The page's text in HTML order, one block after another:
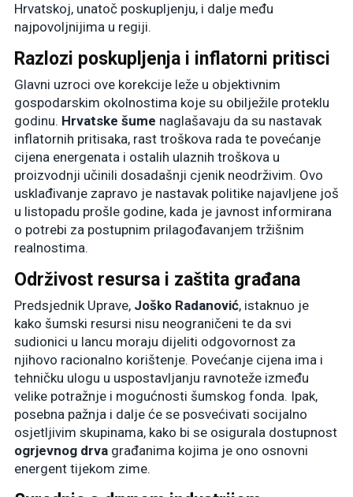
Hrvatskoj, unatoč poskupljenju, i dalje među
najpovoljnijima u regiji.
Razlozi poskupljenja i inflatorni pritisci
Glavni uzroci ove korekcije leže u objektivnim
gospodarskim okolnostima koje su obilježile proteklu
godinu. Hrvatske šume naglašavaju da su nastavak
inflatornih pritisaka, rast troškova rada te povećanje
cijena energenata i ostalih ulaznih troškova u
proizvodnji učinili dosadašnji cjenik neodrživim. Ovo
usklađivanje zapravo je nastavak politike najavljene još
u listopadu prošle godine, kada je javnost informirana
o potrebi za postupnim prilagođavanjem tržišnim
realnostima.
Održivost resursa i zaštita građana
Predsjednik Uprave, Joško Radanović, istaknuo je
kako šumski resursi nisu neograničeni te da svi
sudionici u lancu moraju dijeliti odgovornost za
njihovo racionalno korištenje. Povećanje cijena ima i
tehničku ulogu u uspostavljanju ravnoteže između
velike potražnje i mogućnosti šumskog fonda. Ipak,
posebna pažnja i dalje će se posvećivati socijalno
osjetljivim skupinama, kako bi se osigurala dostupnost
ogrjevnog drva građanima kojima je ono osnovni
energent tijekom zime.